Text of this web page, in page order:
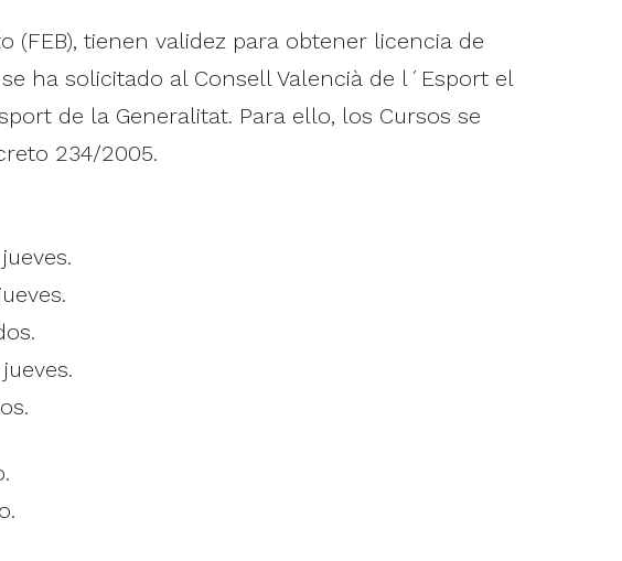
(FEB), tienen validez para obtener licencia de
ha solicitado al Consell Valencià de l´Esport el
de la Generalitat. Para ello, los Cursos se
234/2005.